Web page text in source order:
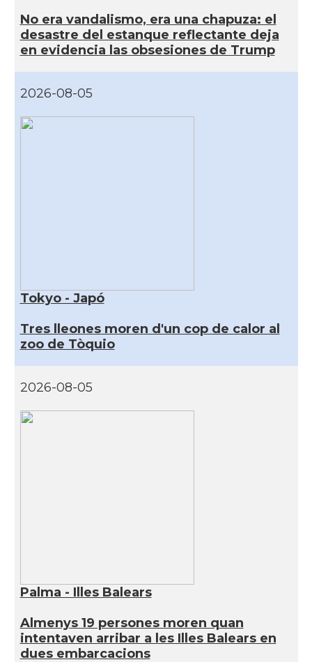
No era vandalismo, era una chapuza: el
desastre del estanque reflectante deja
en evidencia las obsesiones de Trump
2026-08-05
Tokyo - Japó
Tres lleones moren d'un cop de calor al
zoo de Tòquio
2026-08-05
Palma - Illes Balears
Almenys 19 persones moren quan
intentaven arribar a les Illes Balears en
dues embarcacions